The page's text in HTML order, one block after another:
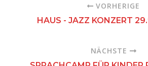
VORHERIGE
HAUS - JAZZ KONZERT
NÄCHSTE